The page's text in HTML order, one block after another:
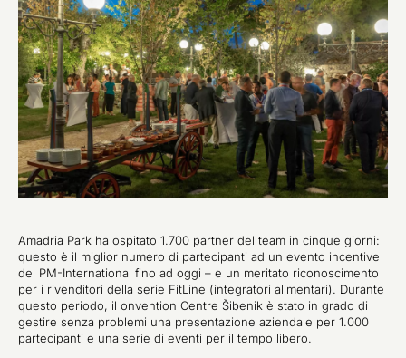
Amadria Park ha ospitato 1.700 partner del team in cinque giorni:
questo è il miglior numero di partecipanti ad un evento incentive
del PM-International fino ad oggi – e un meritato riconoscimento
per i rivenditori della serie FitLine (integratori alimentari). Durante
questo periodo, il onvention Centre Šibenik è stato in grado di
gestire senza problemi una presentazione aziendale per 1.000
partecipanti e una serie di eventi per il tempo libero.